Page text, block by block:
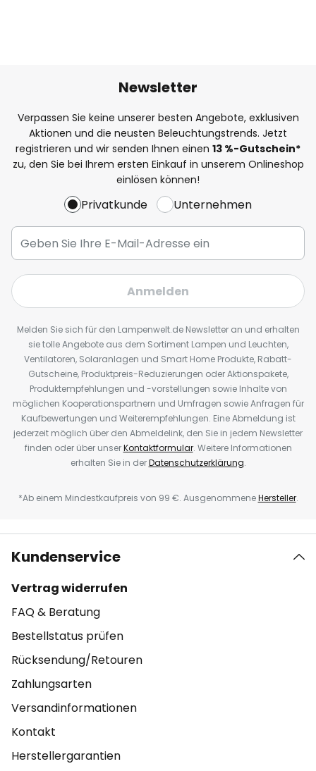
Newsletter
Verpassen Sie keine unserer besten Angebote, exklusiven
Aktionen und die neusten Beleuchtungstrends. Jetzt
registrieren und wir senden Ihnen einen 13 %-Gutschein*
zu, den Sie bei Ihrem ersten Einkauf in unserem Onlineshop
einlösen können!
Privatkunde Unternehmen
Anmelden
Melden Sie sich für den Lampenwelt.de Newsletter an und erhalten
sie tolle Angebote aus dem Sortiment Lampen und Leuchten,
Ventilatoren, Solaranlagen und Smart Home Produkte, Rabatt-
Gutscheine, Produktpreis-Reduzierungen oder Aktionspakete,
Produktempfehlungen und -vorstellungen sowie Inhalte von
möglichen Kooperationspartnern und Umfragen sowie Anfragen für
Kaufbewertungen und Weiterempfehlungen. Eine Abmeldung ist
jederzeit möglich über den Abmeldelink, den Sie in jedem Newsletter
finden oder über unserKontaktformular. Weitere Informationen
erhalten Sie in derDatenschutzerklärung.
*Ab einem Mindestkaufpreis von 99 €. AusgenommeneHersteller.
Kundenservice
Vertrag widerrufen
FAQ & Beratung
Bestellstatus prüfen
Rücksendung/Retouren
Zahlungsarten
Versandinformationen
Kontakt
Herstellergarantien